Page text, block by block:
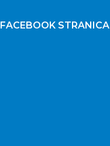
FACEBOOK STRANICA